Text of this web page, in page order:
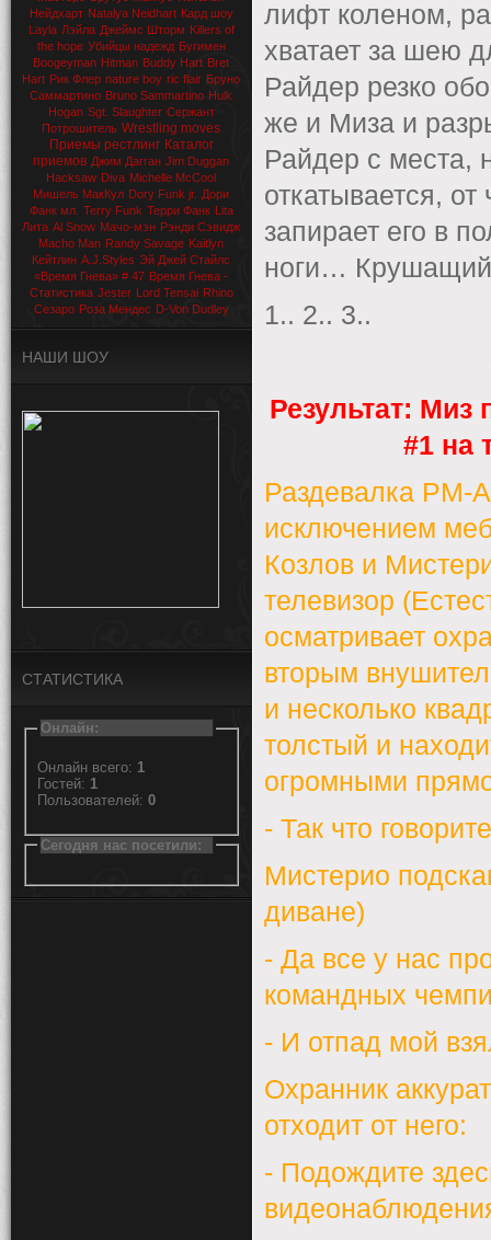
Нейдхарт Natalya Neidhart Кард шоу
Layla Лэйла Джеймс Шторм Killers of
the hope Убийцы надежд Бугимен
Boogeyman Hitman Buddy Hart Bret
Hart Рик Флер nature boy ric flair Бруно
Саммартино Bruno Sammartino Hulk
Hogan Sgt. Slaughter Сержант
Потрошитель Wrestling moves
Приемы рестлинг Каталог
приемов Джим Дагган Jim Duggan
Hacksaw Diva Michelle McCool
Мишель МакКул Dory Funk jr. Дори
Фанк мл. Terry Funk Терри Фанк Lita
Лита Al Snow Мачо-мэн Рэнди Сэвидж
Macho Man Randy Savage Kaitlyn
Кейтлин A.J.Styles Эй Джей Стайлс
«Время Гнева» # 47 Время Гнева -
Статистика Jester Lord Tensai Rhino
Сезаро Роза Мендес D-Von Dudley
НАШИ ШОУ
СТАТИСТИКА
Онлайн:
Онлайн всего: 1
Гостей: 1
Пользователей: 0
Сегодня нас посетили:
лифт коленом,
хватает за шею
Райдер резко
же и Миза и
Райдер с места,
откатывается,
запирает его в
ноги…
1.. 2.. 3..
Результат: Миз
#1 на
Раздевалка РМ-
исключением
Козлов и
телевизор
осматривает
вторым
и несколько
толстый и
огромными
- Так что
Мистерио
диване)
- Да все у нас
командных
- И отпад мой
Охранник
отходит от него:
- Подождите